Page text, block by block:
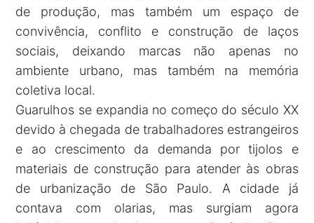
de produção, mas também um espaço de
convivência, conflito e construção de laços
sociais, deixando marcas não apenas no
ambiente urbano, mas também na memória
coletiva local.
Guarulhos se expandia no começo do século XX
devido à chegada de trabalhadores estrangeiros
e ao crescimento da demanda por tijolos e
materiais de construção para atender às obras
de urbanização de São Paulo. A cidade já
contava com olarias, mas surgiam agora